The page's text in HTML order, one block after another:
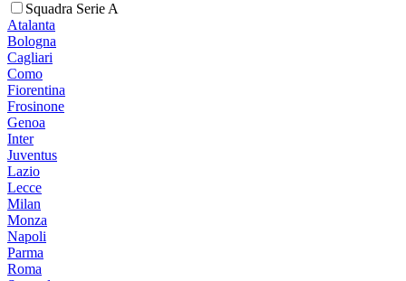
Squadra Serie A
Atalanta
Bologna
Cagliari
Como
Fiorentina
Frosinone
Genoa
Inter
Juventus
Lazio
Lecce
Milan
Monza
Napoli
Parma
Roma